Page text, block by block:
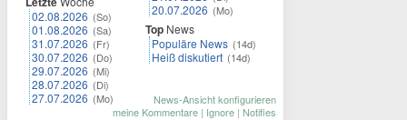
02.08.2026 (So)
01.08.2026 (Sa)
31.07.2026 (Fr)
30.07.2026 (Do)
29.07.2026 (Mi)
28.07.2026 (Di)
27.07.2026 (Mo)
20.07.2026 (Mo)
Top News
Populäre News (14d)
Heiß diskutiert (14d)
News-Ansicht konfigurieren
meine Kommentare | Ignore | Notifies